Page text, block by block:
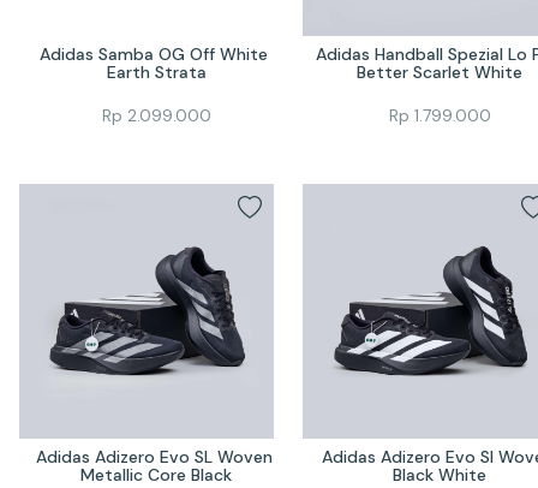
Adidas Samba OG Off White
Earth Strata
Rp 2.099.000
Adidas Handball Spezial Lo
Better Scarlet White
Rp 1.799.000
Adidas Adizero Evo SL Woven
Metallic Core Black
Adidas Adizero Evo Sl
Black White